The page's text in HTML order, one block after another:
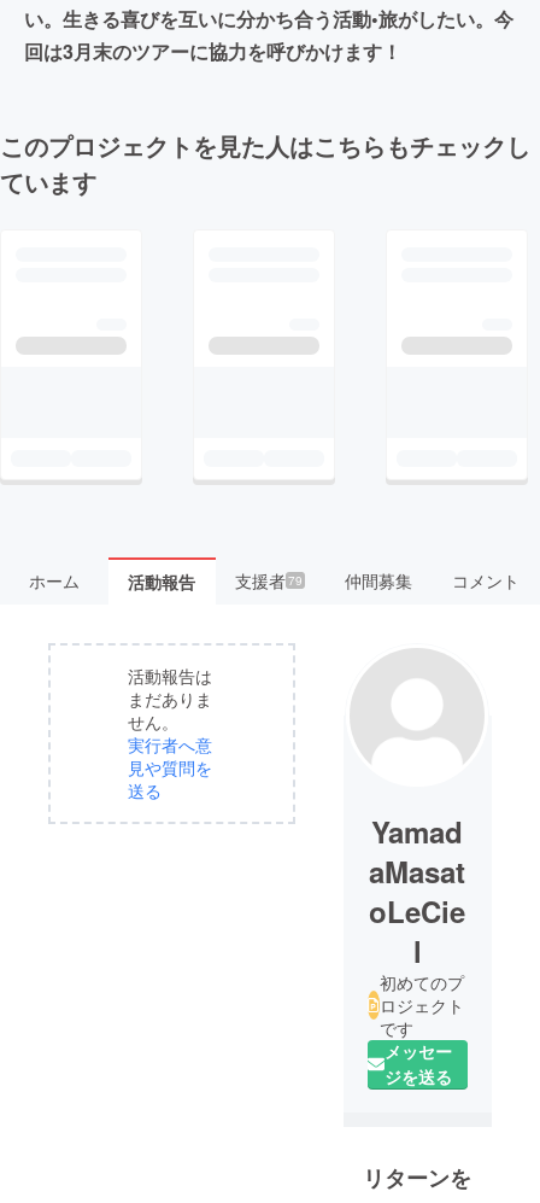
い。生きる喜びを互いに分かち合う活動•旅がしたい。今
回は3月末のツアーに協力を呼びかけます！
このプロジェクトを見た人はこちらもチェックし
ています
ホーム 活動報告 支援者79 仲間募集 コメント
活動報告は
まだありま
せん。
実行者へ意
見や質問を
送る
Yamad
aMasat
oLeCie
l
初めてのプ
ロジェクト
です
メッセー
ジを送る
リターンを